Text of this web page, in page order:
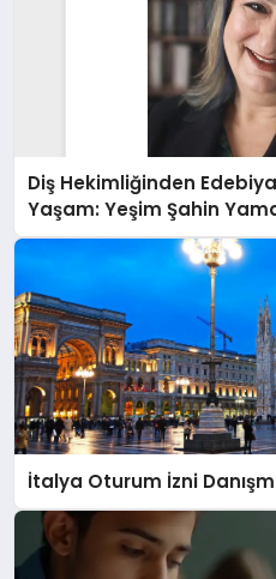
Diş Hekimliğinden
Yaşam: Yeşim Şahin
İtalya Oturum İzni